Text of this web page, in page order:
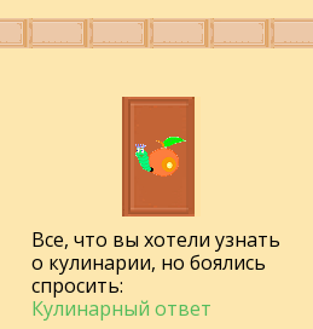
Все, что вы хотели узнать
о кулинарии, но боялись
спросить:
Кулинарный ответ